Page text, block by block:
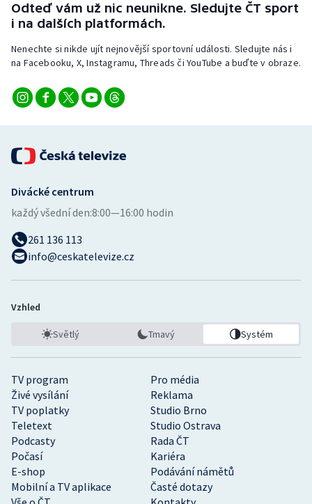
Odteď vám už nic neunikne. Sledujte ČT sport
i na dalších platformách.
Nenechte si nikde ujít nejnovější sportovní události. Sledujte nás i
na Facebooku, X, Instagramu, Threads či YouTube a buďte v obraze.
TV program
Pro média
Živé vysílání
Reklama
TV poplatky
Studio Brno
Teletext
Studio Ostrava
Podcasty
Rada ČT
Počasí
Kariéra
E-shop
Podávání námětů
Mobilní a TV aplikace
Časté dotazy
Divácké centrum
každý všední den:8:00—16:00 hodin
261 136 113
info@ceskatelevize.cz
Vzhled
Světlý Tmavý Systém